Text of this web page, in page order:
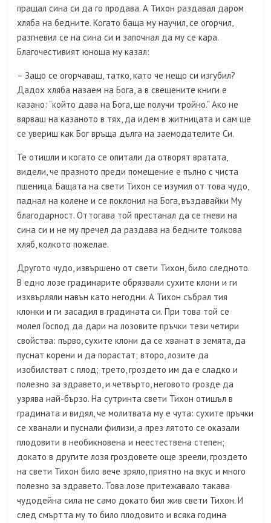
пращал сина си да го продава. А Тихон раздавал даром
хляба на бедните. Когато баща му научил, се огорчил,
разгневил се на сина си и започнал да му се кара.
Благочестивият юноша му казал:
– Защо се огорчаваш, татко, като че нещо си изгубил?
Дадох хляба назаем на Бога, а в свещените книги е
казано: “който дава на Бога, ще получи тройно.” Ако не
вярваш на казаното в тях, да идем в житницата и сам ще
се увериш как Бог връща дълга на заемодателите Си.
Те отишли и когато се опитали да отворят вратата,
видели, че празното преди помещение е пълно с чиста
пшеница. Бащата на свети Тихон се изумил от това чудо,
паднал на колене и се поклонил на Бога, въздавайки Му
благодарност. Оттогава той престанал да се гневи на
сина си и не му пречел да раздава на бедните толкова
хляб, колкото пожелае.
Другото чудо, извършено от свети Тихон, било следното.
В едно лозе градинарите обрязвали сухите клони и ги
изхвърляли навън като негодни. А Тихон събрал тия
клонки и ги засадил в градината си. При това той се
молел Господ да дари на лозовите пръчки тези четири
свойства: първо, сухите клони да се хванат в земята, да
пуснат корени и да порастат; второ, лозите да
изобилстват с плод; трето, гроздето им да е сладко и
полезно за здравето, и четвърто, неговото грозде да
узрява най-бързо. На сутринта свети Тихон отишъл в
градината и видял, че молитвата му е чута: сухите пръчки
се хванали и пуснали филизи, а през лятото се оказали
плодовити в необикновена и неестествена степен;
докато в другите лозя гроздовете още зреели, гроздето
на свети Тихон било вече зряло, приятно на вкус и много
полезно за здравето. Това лозе притежавало такава
чудодейна сила не само докато бил жив свети Тихон. И
след смъртта му то било плодовито и всяка година